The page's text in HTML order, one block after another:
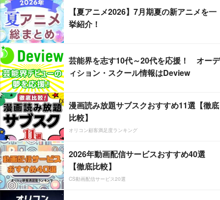
【夏アニメ2026】7月期夏の新アニメを一
挙紹介！
芸能界を志す10代～20代を応援！ オーデ
ィション・スクール情報はDeview
漫画読み放題サブスクおすすめ11選【徹底
比較】
オリコン顧客満足度ランキング
2026年動画配信サービスおすすめ40選
【徹底比較】
CS動画配信サービス20選